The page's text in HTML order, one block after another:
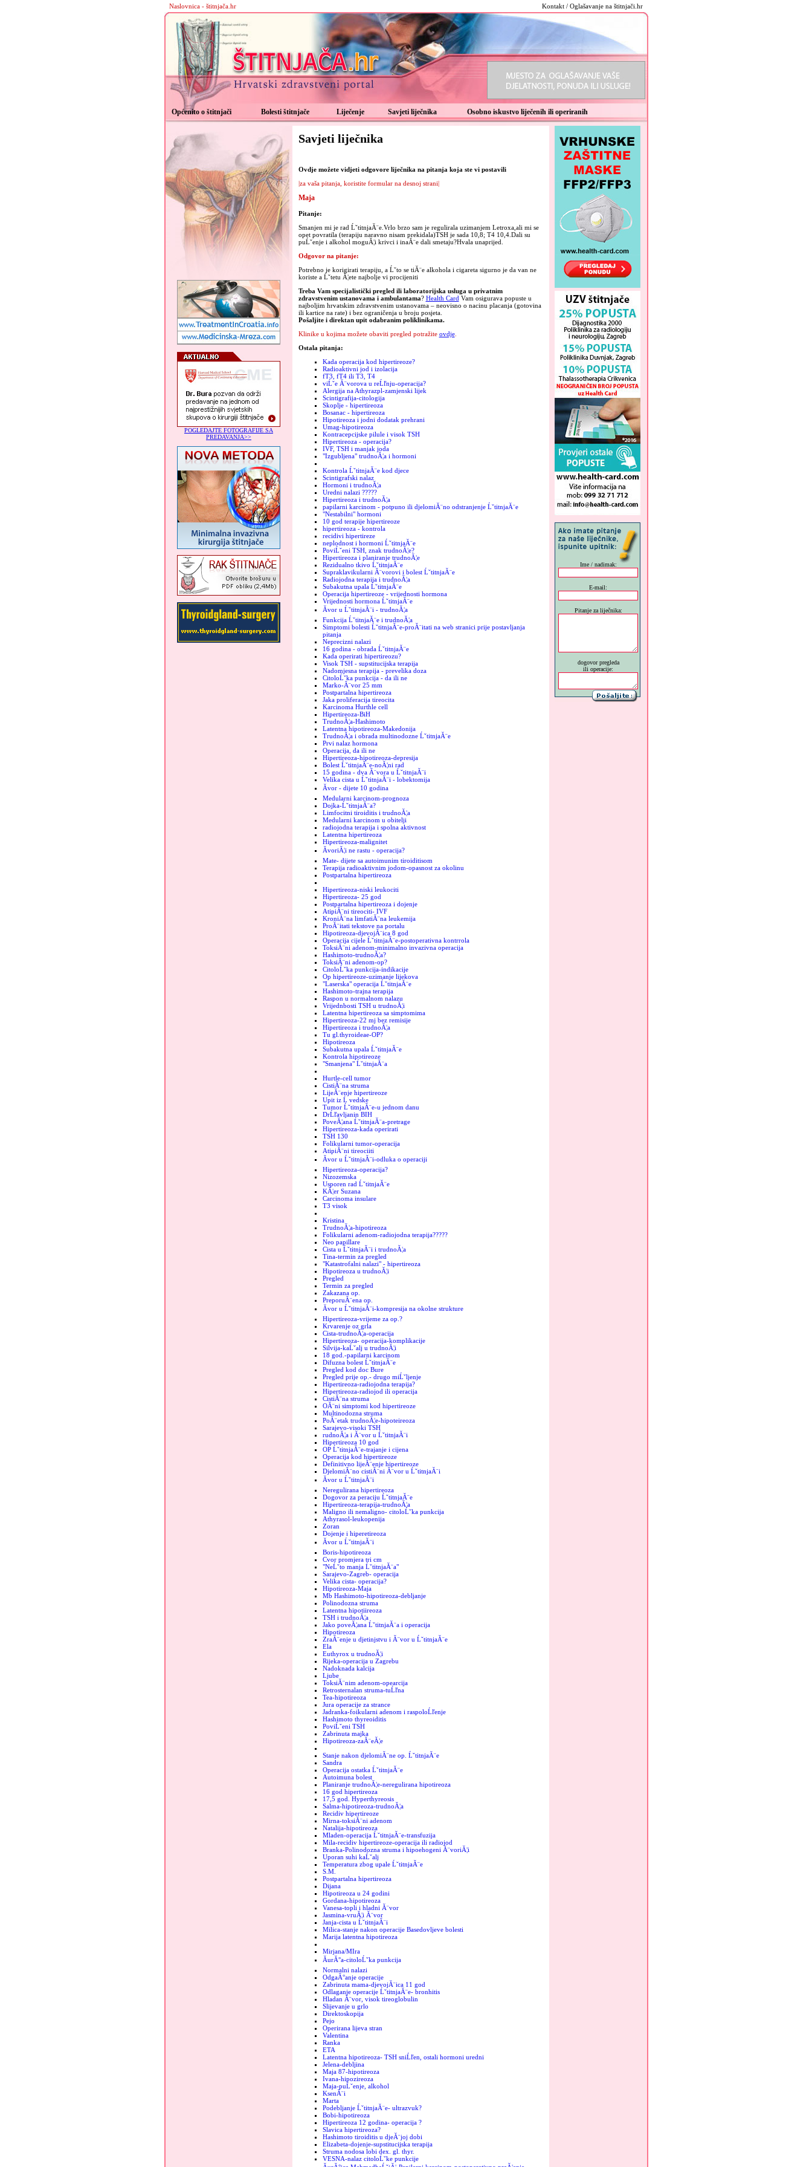
Naslovnica - štitnjača.hr Kontakt / Oglašavanje na štitnjači.hr
Općenito o štitnjači Bolesti štitnjače Liječenje Savjeti liječnika Osobno iskustvo liječenih ili operiranih
POGLEDAJTE FOTOGRAFIJE SA
PREDAVANJA>>
Savjeti liječnika
Ovdje možete vidjeti odgovore liječnika na pitanja koja ste vi postavili
|za vaša pitanja, koristite formular na desnoj strani|
Maja
Pitanje:
Smanjen mi je rad ĹˇtitnjaĂ¨e.Vrlo brzo sam je regulirala uzimanjem Letroxa,ali mi se
opet povratila (terapiju naravno nisam prekidala)TSH je sada 10,8; T4 10,4.Dali su
puĹˇenje i alkohol moguĂ¦i krivci i inaĂ¨e dali smetaju?Hvala unaprijed.
Odgovor na pitanje:
Potrebno je korigirati terapiju, a Ĺˇto se tiĂ¨e alkohola i cigareta sigurno je da van ne
koriste a Ĺˇtetu Ă¦ete najbolje vi procijeniti
Treba Vam specijalistički pregled ili laboratorijska usluga u privatnim
zdravstvenim ustanovama i ambulantama? Health Card Vam osigurava popuste u
najboljim hrvatskim zdravstvenim ustanovama – neovisno o nacinu placanja (gotovina
ili kartice na rate) i bez ograničenja u broju posjeta.
Pošaljite i direktan upit odabranim poliklinikama.
Klinike u kojima možete obaviti pregled potražite ovdje.
Ostala pitanja:
Kada operacija kod hipertireoze?
Radioaktivni jod i izolacija
fT3, fT4 ili T3, T4
viĹˇe Ă¨vorova u reĹľnju-operacija?
Alergija na Athyrazpl-zamjenski lijek
Scintigrafija-citologija
Skoplje - hipertireoza
Bosanac - hipertireoza
Hipotireoza i jodni dodatak prehrani
Umag-hipotireoza
Kontracepcijske pilule i visok TSH
Hipertireoza - operacija?
IVF, TSH i manjak joda
"Izgubljena" trudnoĂ¦a i hormoni
Kontrola ĹˇtitnjaĂ¨e kod djece
Scintigrafski nalaz
Hormoni i trudnoĂ¦a
Uredni nalazi ?????
Hipertireoza i trudnoĂ¦a
papilarni karcinom - potpuno ili djelomiĂ¨no odstranjenje ĹˇtitnjaĂ¨e
"Nestabilni" hormoni
10 god terapije hipertireoze
hipertireoza - kontrola
recidivi hipertireze
neplodnost i hormoni ĹˇtitnjaĂ¨e
PoviĹˇeni TSH, znak trudnoĂ¦e?
Hipertireoza i planiranje trudnoĂ¦e
Rezidualno tkivo ĹˇtitnjaĂ¨e
Supraklavikularni Ă¨vorovi i bolest ĹˇtitnjaĂ¨e
Radiojodna terapija i trudnoĂ¦a
Subakutna upala ĹˇtitnjaĂ¨e
Operacija hipertireoze - vrijednosti hormona
Vrijednosti hormona ĹˇtitnjaĂ¨e
Ăvor u ĹˇtitnjaĂ¨i - trudnoĂ¦a
Funkcija ĹˇtitnjaĂ¨e i trudnoĂ¦a
Simptomi bolesti ĹˇtitnjaĂ¨e-proĂ¨itati na web stranici prije postavljanja
pitanja
Neprecizni nalazi
16 godina - obrada ĹˇtitnjaĂ¨e
Kada operirati hipertireozu?
Visok TSH - supstitucijska terapija
Nadomjesna terapija - prevelika doza
CitoloĹˇka punkcija - da ili ne
Marko-Ă¨vor 25 mm
Postpartalna hipertireoza
Jaka proliferacija tireocita
Karcinoma Hurthle cell
Hipertireoza-BiH
TrudnoĂ¦a-Hashimoto
Latentna hipotireoza-Makedonija
TrudnoĂ¦a i obrada multinodozne ĹˇtitnjaĂ¨e
Prvi nalaz hormona
Operacija, da ili ne
Hipertireoza-hipotireoza-depresija
Bolest ĹˇtitnjaĂ¨e-noĂ¦ni rad
15 godina - dva Ă¨vora u ĹˇtitnjaĂ¨i
Velika cista u ĹˇtitnjaĂ¨i - lobektomija
Ăvor - dijete 10 godina
Medularni karcinom-prognoza
Dojka-ĹˇtitnjaĂ¨a?
Limfocitni tiroiditis i trudnoĂ¦a
Medularni karcinom u obitelji
radiojodna terapija i spolna aktivnost
Latentna hipertireoza
Hipertireoza-malignitet
ĂvoriĂ¦i ne rastu - operacija?
Mate- dijete sa autoimunim tiroiditisom
Terapija radioaktivnim jodom-opasnost za okolinu
Postpartalna hipertireoza
Hipertireoza-niski leukociti
Hipertireoza- 25 god
Postpartalna hipertireoza i dojenje
AtipiĂ¨ni tireociti- IVF
KroniĂ¨na limfatiĂ¨na leukemija
ProĂ¨itati tekstove na portalu
Hipotireoza-djevojĂ¨ica 8 god
Operacija cijele ĹˇtitnjaĂ¨e-postoperativna kontrrola
ToksiĂ¨ni adenom-minimalno invazivna operacija
Hashimoto-trudnoĂ¦a?
ToksiĂ¨ni adenom-op?
CitoloĹˇka punkcija-indikacije
Op hipertireoze-uzimanje lijekova
"Laserska" operacija ĹˇtitnjaĂ¨e
Hashimoto-trajna terapija
Raspon u normalnom nalazu
Vrijednbosti TSH u trudnoĂ¦i
Latentna hipertireoza sa simptomima
Hipertireoza-22 mj bez remisije
Hipertireoza i trudnoĂ¦a
Tu gl.thyroideae-OP?
Hipotireoza
Subakutna upala ĹˇtitnjaĂ¨e
Kontrola hipotireoze
"Smanjena" ĹˇtitnjaĂ¨a
Hurtle-cell tumor
CistiĂ¨na struma
LijeĂ¨enje hipertireoze
Upit iz Ĺ vedske
Tumor ĹˇtitnjaĂ¨e-u jednom danu
DrĹľavljanin BIH
PoveĂ¦ana ĹˇtitnjaĂ¨a-pretrage
Hipertireoza-kada operirati
TSH 130
Folikularni tumor-operacija
AtipiĂ¨ni tireociiti
Ăvor u ĹˇtitnjaĂ¨i-odluka o operaciji
Hipertireoza-operacija?
Nizozemska
Usporen rad ĹˇtitnjaĂ¨e
KĂ¦er Suzana
Carcinoma insulare
T3 visok
Kristina
TrudnoĂ¦a-hipotireoza
Folikularni adenom-radiojodna terapija?????
Neo papillare
Cista u ĹˇtitnjaĂ¨i i trudnoĂ¦a
Tina-termin za pregled
"Katastrofalni nalazi" - hipertireoza
Hipotireoza u trudnoĂ¦i
Pregled
Termin za pregled
Zakazana op.
PreporuĂ¨ena op.
Ăvor u ĹˇtitnjaĂ¨i-kompresija na okolne strukture
Hipertireoza-vrijeme za op.?
Krvarenje oz grla
Cista-trudnoĂ¦a-operacija
Hipertireoza- operacija-komplikacije
Silvija-kaĹˇalj u trudnoĂ¦i
18 god.-papilarni karcinom
Difuzna bolest ĹˇtitnjaĂ¨e
Pregled kod doc Bure
Pregled prije op.- drugo miĹˇljenje
Hipertireoza-radiojodna terapija?
Hipertireoza-radiojod ili operacija
CistiĂ¨na struma
OĂ¨ni simptomi kod hipertireoze
Multinodozna struma
PoĂ¨etak trudnoĂ¦e-hipoteireoza
Sarajevo-visoki TSH
rudnoĂ¦a i Ă¨vor u ĹˇtitnjaĂ¨i
Hipertireoza 10 god
OP ĹˇtitnjaĂ¨e-trajanje i cijena
Operacija kod hipertireoze
Definitivno lijeĂ¨enje hipertireoze
DjelomiĂ¨no cistiĂ¨ni Ă¨vor u ĹˇtitnjaĂ¨i
Ăvor u ĹˇtitnjaĂ¨i
Neregulirana hipertireoza
Dogovor za peraciju ĹˇtitnjaĂ¨e
Hipertireoza-terapija-trudnoĂ¦a
Maligno ili nemaligno- citoloĹˇka punkcija
Athyrasol-leukopenija
Zoran
Dojenje i hiperetireoza
Ăvor u ĹˇtitnjaĂ¨i
Boris-hipotireoza
Cvor promjera tri cm
"NeĹˇto manja ĹˇtitnjaĂ¨a"
Sarajevo-Zagreb- operacija
Velika cista- operacija?
Hipotireoza-Maja
Mb Hashimoto-hipotireoza-debljanje
Polinodozna struma
Latentna hipotiireoza
TSH i trudnoĂ¦a
Jako poveĂ¦ana ĹˇtitnjaĂ¨a i operacija
Hipotireoza
ZraĂ¨enje u djetinjstvu i Ă¨vor u ĹˇtitnjaĂ¨e
Ela
Euthyrox u trudnoĂ¦i
Rijeka-operacija u Zagrebu
Nadoknada kalcija
Ljube
ToksiĂ¨nim adenom-opearcija
Retrosternalan struma-tuĹľna
Tea-hipotireoza
Jura operacije za strance
Jadranka-foikularni adenom i raspoloĹľenje
Hashimoto thyreoiditis
PoviĹˇeni TSH
Zabrinuta majka
Hipotireoza-zaĂ¨eĂ¦e
Stanje nakon djelomiĂ¨ne op. ĹˇtitnjaĂ¨e
Sandra
Operacija ostatka ĹˇtitnjaĂ¨e
Autoimuna bolest
Planiranje trudnoĂ¦e-neregulirana hipotireoza
16 god hipertireoza
17,5 god. Hyperthyreosis
Salma-hipotireoza-trudnoĂ¦a
Recidiv hipertireoze
Mirna-toksiĂ¨ni adenom
Natalija-hipotireoza
Mladen-operacija ĹˇtitnjaĂ¨e-transfuzija
Mila-recidiv hipertireoze-operacija ili radiojod
Branka-Polinodozna struma i hipoehogeni Ă¨voriĂ¦i
Uporan suhi kaĹˇalj
Temperatura zbog upale ĹˇtitnjaĂ¨e
S.M.
Postpartalna hipertireoza
Dijana
Hipotireoza u 24 godini
Gordana-hipotireoza
Vanesa-topli i hladni Ă¨vor
Jasmina-vruĂ¦i Ă¨vor
Janja-cista u ĹˇtitnjaĂ¨i
Milica-stanje nakon operacije Basedovljeve bolesti
Marija latentna hipotireoza
Mirjana/MIra
ĂurĂ°a-citoloĹˇka punkcija
Normalni nalazi
OdgaĂ°anje operacije
Zabrinuta mama-djevojĂ¨ica 11 god
Odlaganje operacije ĹˇtitnjaĂ¨e- bronhitis
Hladan Ă¨vor, visok tireoglobulin
Slijevanje u grlo
Direktoskopija
Pejo
Operirana lijeva stran
Valentina
Ranka
ETA
Latentna hipotireoza- TSH sniĹľen, ostali hormoni uredni
Jelena-debljina
Maja 87-hipotireoza
Ivana-hipozireoza
Maja-puĹˇenje, alkohol
KsenĂ¨i
Marta
Podebljanje ĹˇtitnjaĂ¨e- ultrazvuk?
Bobi-hipotireoza
Hipertireoza 12 godina- operacija ?
Slavica hipertireoza?
Hashimoto tiroiditis u djeĂ¨joj dobi
Elizabeta-dojenje-supstitucijska terapija
Struma nodosa lobi dex. gl. thyr.
VESNA-nalaz citoloĹˇke punkcije
Ime / nadimak:
E-mail:
Pitanje za liječnika:
dogovor pregleda
ili operacije: